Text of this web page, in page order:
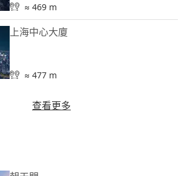
≈ 469 m
上海中心大廈
≈ 477 m
查看更多